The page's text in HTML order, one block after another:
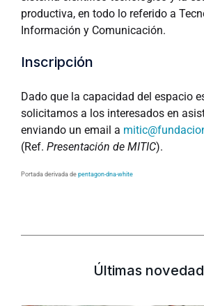
productiva, en todo lo referido a
Información y Comunicación.
Inscripción
Dado que la capacidad del espacio
solicitamos a los interesados en
enviando un email a
(Ref. Presentación de MITIC).
Portada derivada depentagon-dna-white
Últimas